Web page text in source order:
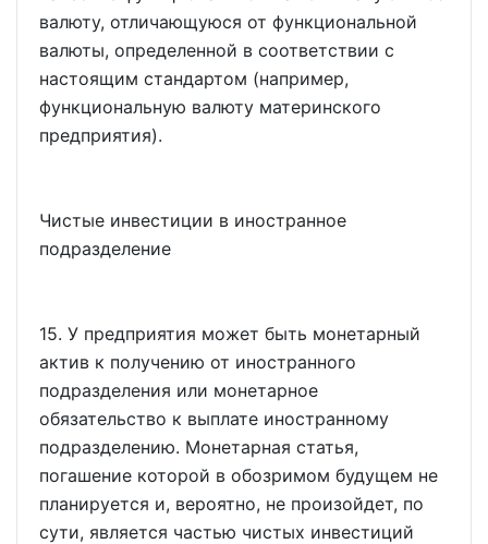
валюту, отличающуюся от функциональной
валюты, определенной в соответствии с
настоящим стандартом (например,
функциональную валюту материнского
предприятия).
Чистые инвестиции в иностранное
подразделение
15. У предприятия может быть монетарный
актив к получению от иностранного
подразделения или монетарное
обязательство к выплате иностранному
подразделению. Монетарная статья,
погашение которой в обозримом будущем не
планируется и, вероятно, не произойдет, по
сути, является частью чистых инвестиций